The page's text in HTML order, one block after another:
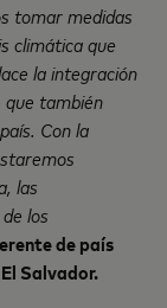
tomar medidas
climática que
la integración
que también
Con la
las
los
de país
Salvador.